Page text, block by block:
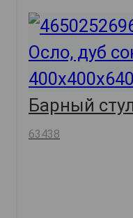
Барный
63438